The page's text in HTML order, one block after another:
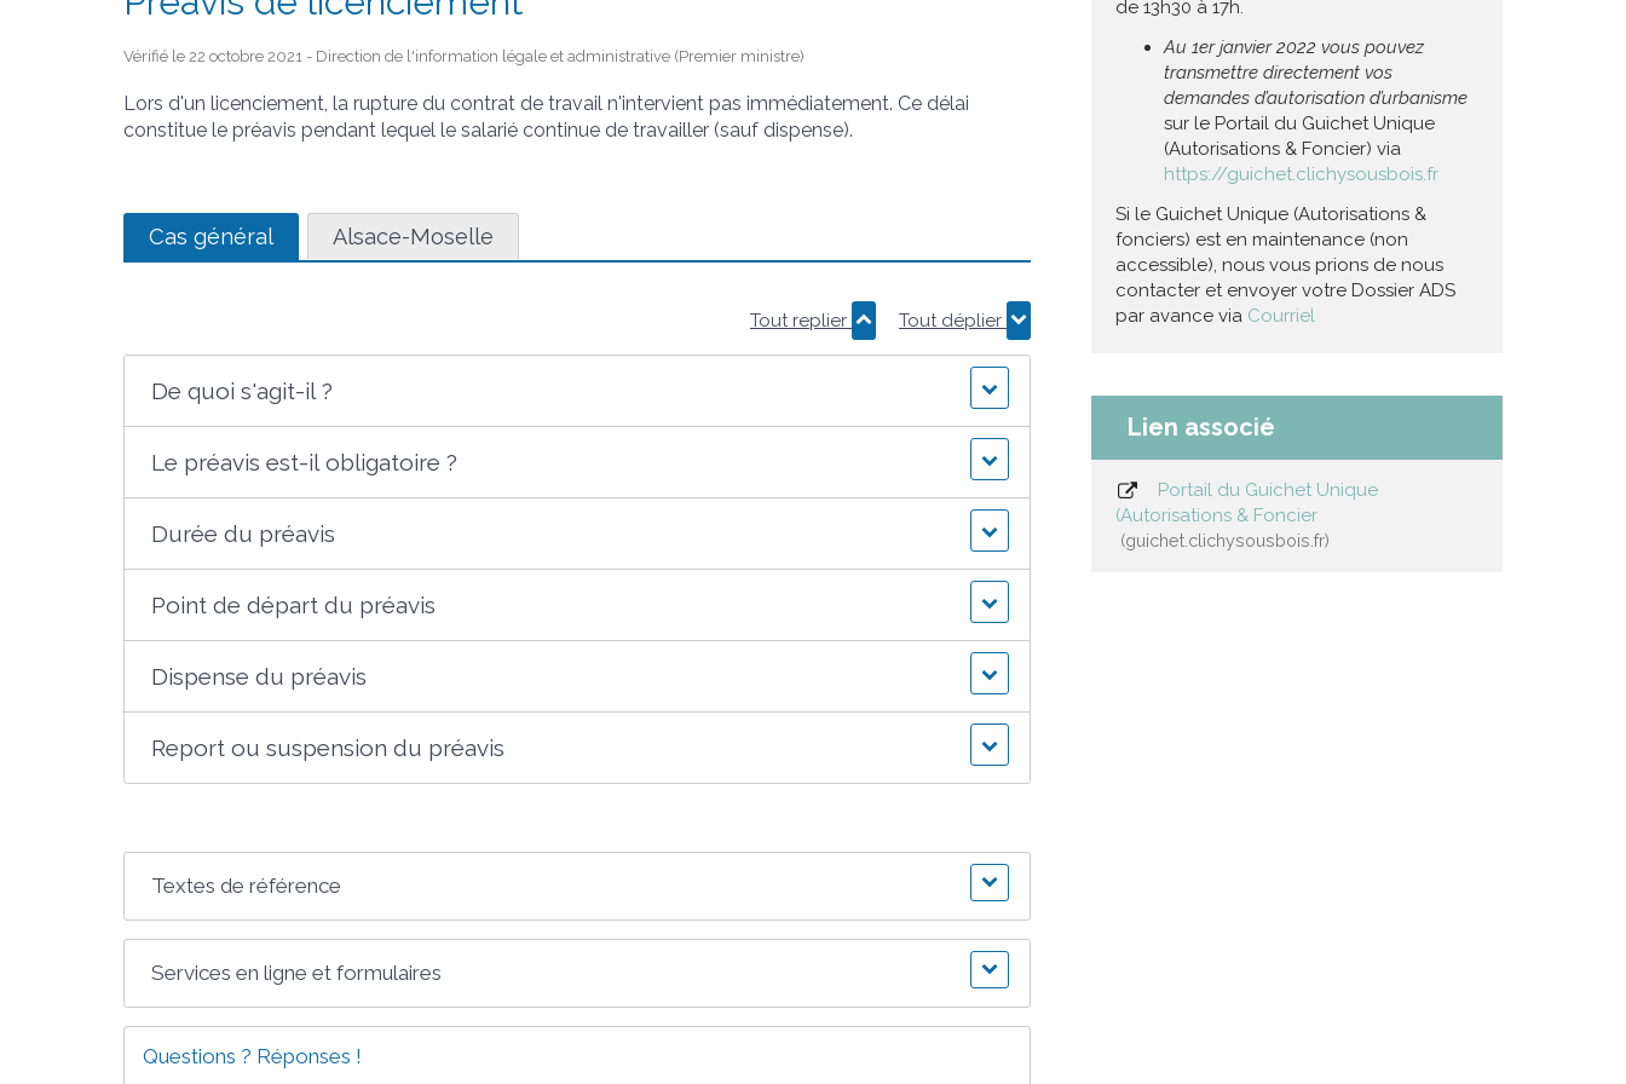
Vérifié le 22 octobre 2021 - Direction de l'information légale et administrative (Premier ministre)
Lors d'un licenciement, la rupture du contrat de travail n'intervient pas immédiatement. Ce délai
constitue le préavis pendant lequel le salarié continue de travailler (sauf dispense).
Cas général Alsace-Moselle
Tout replier Tout déplier
De quoi s'agit-il ?
Le préavis est-il obligatoire ?
Durée du préavis
Point de départ du préavis
Dispense du préavis
Report ou suspension du préavis
Textes de référence
Services en ligne et formulaires
Questions ? Réponses !
de 13h30 à 17h.
Au 1er janvier 2022 vous pouvez
transmettre directement vos
demandes d’autorisation d’urbanisme
sur le Portail du Guichet Unique
(Autorisations & Foncier) via
https://guichet.clichysousbois.fr
Si le Guichet Unique (Autorisations &
fonciers) est en maintenance (non
accessible), nous vous prions de nous
contacter et envoyer votre Dossier ADS
par avance via Courriel
Lien associé
Portail du Guichet Unique
(Autorisations & Foncier
guichet.clichysousbois.fr